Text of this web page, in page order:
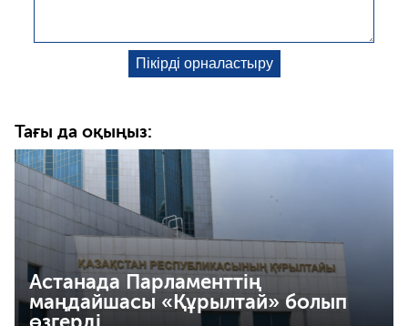
Тағы да оқыңыз:
Астанада Парламенттің
маңдайшасы «Құрылтай» болып